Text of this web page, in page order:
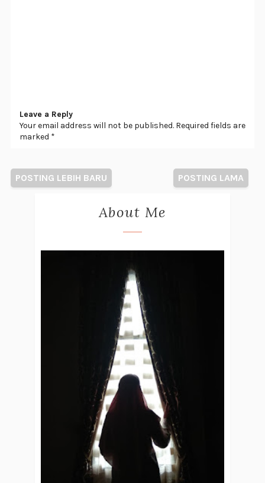
Leave a Reply
Your email address will not be published. Required fields are
marked *
POSTING LEBIH BARU POSTING LAMA
About Me